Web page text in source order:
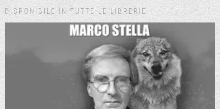
DISPONIBILE IN TUTTE LE LIBRERIE